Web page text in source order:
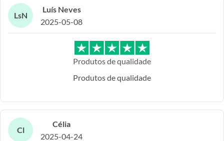
LsN
Luís Neves
2025-05-08
Produtos de qualidade
Produtos de qualidade
Cl
Célia
2025-04-24